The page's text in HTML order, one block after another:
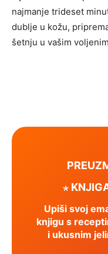
najmanje trideset
dublje u kožu,
šetnju u vašim
⋆
Upiši svoj
knjigu s
i ukusnim